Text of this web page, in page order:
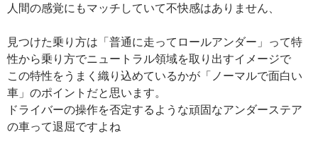
人間の感覚にもマッチしていて不快感はありません、
見つけた乗り方は「普通に走ってロールアンダー」って特
性から乗り方でニュートラル領域を取り出すイメージで
この特性をうまく織り込めているかが「ノーマルで面白い
車」のポイントだと思います。
ドライバーの操作を否定するような頑固なアンダーステア
の車って退屈ですよね